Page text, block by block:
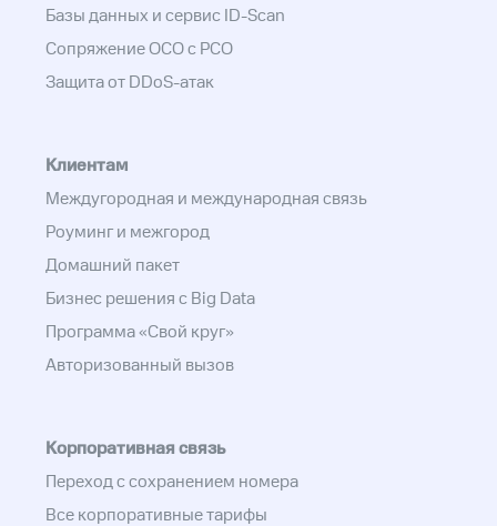
Базы данных и сервис ID-Scan
Сопряжение ОСО с РСО
Защита от DDoS-атак
Клиентам
Междугородная и международная связь
Роуминг и межгород
Домашний пакет
Бизнес решения с Big Data
Программа «Свой круг»
Авторизованный вызов
Корпоративная связь
Переход с сохранением номера
Все корпоративные тарифы